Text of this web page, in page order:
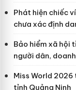
Phát hiện chiếc
chưa xác định
Bảo hiểm xã hội
người dân,
Miss World
tỉnh Quảng Ninh